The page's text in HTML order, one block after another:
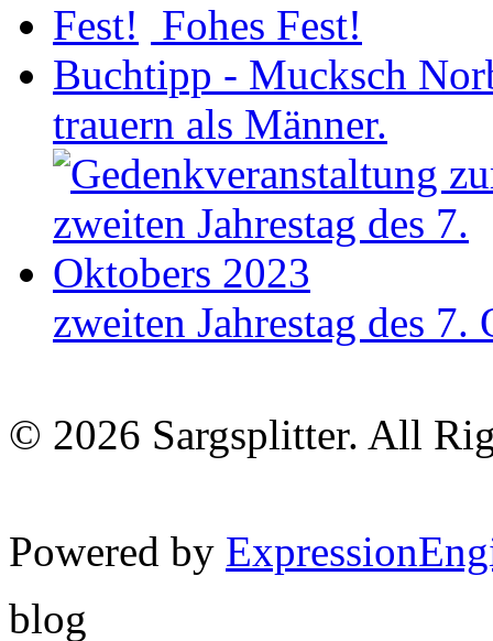
Fohes Fest!
Buchtipp - Mucksch
trauern als Männer.
zweiten Jahrestag des 7.
© 2026 Sargsplitter. All
Powered by
blog